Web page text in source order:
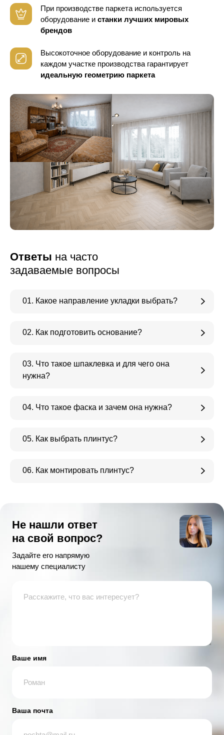
При производстве паркета используется
оборудование и станки лучших мировых
брендов
Высокоточное оборудование и контроль на
каждом участке производства гарантирует
идеальную геометрию паркета
Ответы на часто
задаваемые вопросы
01. Какое направление укладки выбрать?
02. Как подготовить основание?
03. Что такое шпаклевка и для чего она
нужна?
04. Что такое фаска и зачем она нужна?
05. Как выбрать плинтус?
06. Как монтировать плинтус?
Не нашли ответ
на свой вопрос?
Задайте его напрямую
нашему специалисту
Ваше имя
Ваша почта